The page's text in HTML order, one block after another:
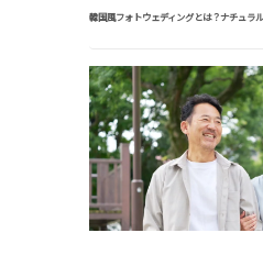
韓国風フォトウェディングとは？ナチュラ